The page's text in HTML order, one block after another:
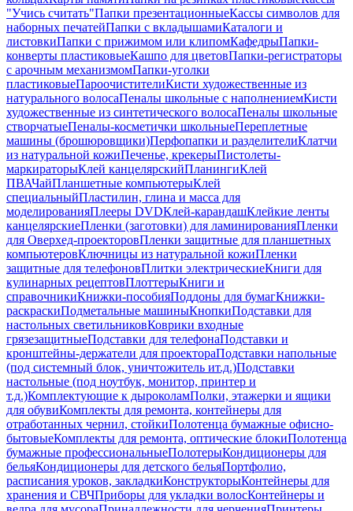
"Учись считать"Папки презентационныеКассы символов для
наборных печатейПапки с вкладышамиКаталоги и
листовкиПапки с прижимом или клипомКафедрыПапки-
конверты пластиковыеКашпо для цветовПапки-регистраторы
с арочным механизмомПапки-уголки
пластиковыеПароочистителиКисти художественные из
натурального волосаПеналы школьные с наполнениемКисти
художественные из синтетического волосаПеналы школьные
створчатыеПеналы-косметички школьныеПереплетные
машины (брошюровщики)Перфопапки и разделителиКлатчи
из натуральной кожиПеченье, крекерыПистолеты-
маркираторыКлей канцелярскийПланингиКлей
ПВАЧайПланшетные компьютерыКлей
специальныйПластилин, глина и масса для
моделированияПлееры DVDКлей-карандашКлейкие ленты
канцелярскиеПленки (заготовки) для ламинированияПленки
для Оверхед-проекторовПленки защитные для планшетных
компьютеровКлючницы из натуральной кожиПленки
защитные для телефоновПлитки электрическиеКниги для
кулинарных рецептовПлоттерыКниги и
справочникиКнижки-пособияПоддоны для бумагКнижки-
раскраскиПодметальные машиныКнопкиПодставки для
настольных светильниковКоврики входные
грязезащитныеПодставки для телефонаПодставки и
кронштейны-держатели для проектораПодставки напольные
(под системный блок, уничтожитель ит.д.)Подставки
настольные (под ноутбук, монитор, принтер и
т.д.)Комплектующие к дыроколамПолки, этажерки и ящики
для обувиКомплекты для ремонта, контейнеры для
отработанных чернил, стойкиПолотенца бумажные офисно-
бытовыеКомплекты для ремонта, оптические блокиПолотенца
бумажные профессиональныеПолотерыКондиционеры для
бельяКондиционеры для детского бельяПортфолио,
расписания уроков, закладкиКонструкторыКонтейнеры для
хранения и СВЧПриборы для укладки волосКонтейнеры и